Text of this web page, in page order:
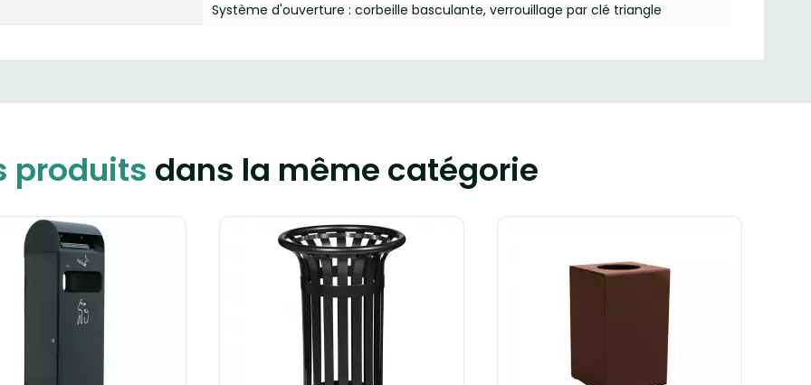
Système d'ouverture : corbeille basculante, verrouillage par clé triangle
produits dans la même catégorie